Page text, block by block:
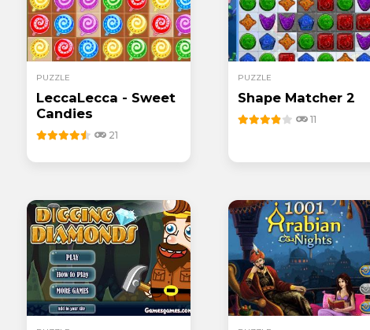
PUZZLE
LeccaLecca - Sweet
Candies
21
PUZZLE
Shape Matcher 2
11